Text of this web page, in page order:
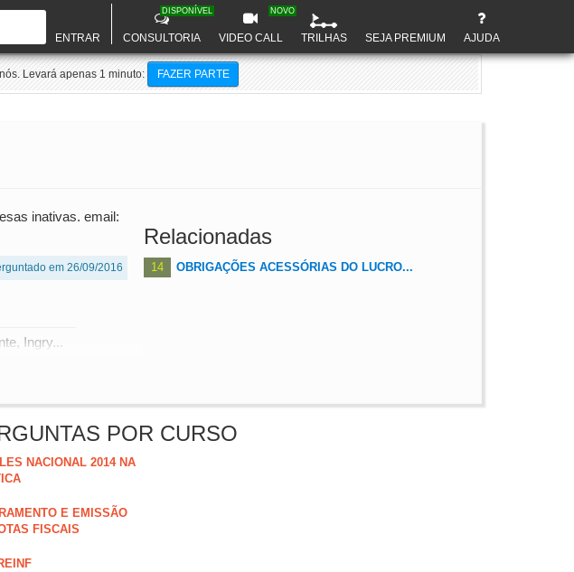
ENTRAR CONSULTORIA
DISPONÍVEL
VIDEO CALL
NOVO
TRILHAS SEJA PREMIUM AJUDA
Levará apenas 1 minuto: FAZER PARTE
inativas. email:
em 26/09/2016
Ingry...
Relacionadas
14 OBRIGAÇÕES ACESSÓRIAS DO LUCRO...
POR CURSO
NACIONAL 2014 NA
E EMISSÃO
FISCAIS